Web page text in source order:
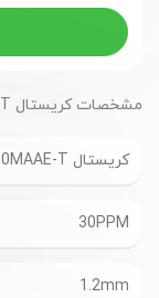
مشخصات کریستال 7A-20.000MAAE-T
کریستال 7A-20.000MAAE-T
30PPM
1.2mm